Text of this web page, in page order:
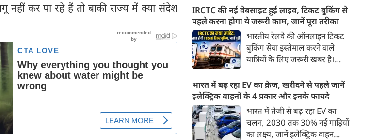
नहीं कर पा रहे हैं तो बाकी राज्य में क्या संदेश
भू-राजनीति से लेकर कृत्रिम
बुद्धिमत्ता, जलवायु परिवर्तन से लेकर
क्रिकेट तक हर विषय पर बहस कर
सकते हैं, तो उस जीव पर भी एक
गंभीर चर्चा बनती है जिसने किसी भी
सभ्यता से पहले इंसान का साथ चुना
था। दुर्भाग्य यह है कि आज कुत्तों के
बारे में हमारी राय पशु-चिकित्सकों,
व्यवहार वैज्ञानिकों या विशेषज्ञों से
कम... और व्हाट्सऐप यूनिवर्सिटी से
ज़्यादा बनती है।
IRCTC की नई वेबसाइट हुई लाइव, टिकट बुकिंग से
पहले करना होगा ये जरूरी काम, जानें पूरा तरीका
भारतीय रेलवे की ऑनलाइन टिकट
बुकिंग सेवा इस्तेमाल करने वाले
यात्रियों के लिए जरूरी खबर है।
वेबसाइट का बीटा वर्जन लॉन्च कर
दिया है। करीब 24 साल पुराने
इंटरफेस के बाद वेबसाइट को नए
डिजाइन और कई नए फीचर्स के साथ
अपडेट किया गया है।
भारत में बढ़ रहा EV का क्रेज, खरीदने से पहले जानें
इलेक्ट्रिक वाहनों के 4 प्रकार और इनके फायदे
भारत में तेजी से बढ़ रहा EV का
चलन, 2030 तक 30% नई गाड़ियों
का लक्ष्य, जानें इलेक्ट्रिक वाहन